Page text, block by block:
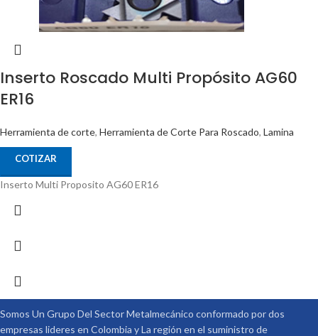
Inserto Roscado Multi Propósito AG60
ER16
Herramienta de corte, Herramienta de Corte Para Roscado, Lamina
COTIZAR
Inserto Multi Proposito AG60 ER16
Somos Un Grupo Del Sector Metalmecánico conformado por dos
empresas lideres en Colombia y La región en el suministro de